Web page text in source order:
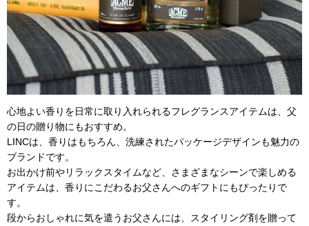
心地よい香りを日常に取り入れられるフレグランスアイテムは、父
の日の贈り物にもおすすめ。
LINCは、香りはもちろん、洗練されたパッケージデザインも魅力の
ブランドです。
お出かけ前やリラックスタイムなど、さまざまなシーンで楽しめる
アイテムは、香りにこだわるお父さんへのギフトにもぴったりで
す。
段からおしゃれに気を遣うお父さんには、スタイリング剤を贈って